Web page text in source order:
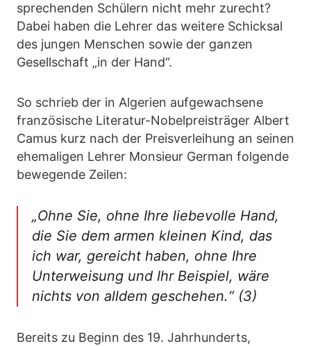
sprechenden Schülern nicht mehr zurecht?
Dabei haben die Lehrer das weitere Schicksal
des jungen Menschen sowie der ganzen
Gesellschaft „in der Hand“.
So schrieb der in Algerien aufgewachsene
französische Literatur-Nobelpreisträger Albert
Camus kurz nach der Preisverleihung an seinen
ehemaligen Lehrer Monsieur German folgende
bewegende Zeilen:
„Ohne Sie, ohne Ihre liebevolle Hand,
die Sie dem armen kleinen Kind, das
ich war, gereicht haben, ohne Ihre
Unterweisung und Ihr Beispiel, wäre
nichts von alldem geschehen.“ (3)
Bereits zu Beginn des 19. Jahrhunderts,